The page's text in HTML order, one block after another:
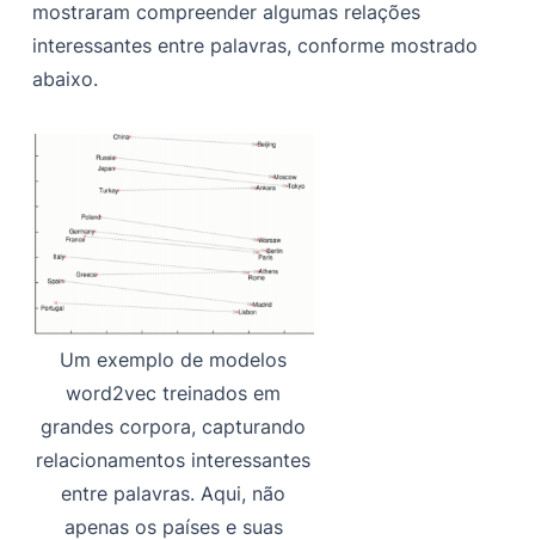
mostraram compreender algumas relações
interessantes entre palavras, conforme mostrado
abaixo.
Um exemplo de modelos
word2vec treinados em
grandes corpora, capturando
relacionamentos interessantes
entre palavras. Aqui, não
apenas os países e suas